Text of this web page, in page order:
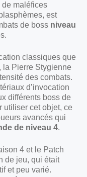
de maléfices
est
de boss niveau
classiques que
la Pierre Stygienne
des combats.
d’invocation
différents boss de
utiliser cet objet, ce
avancés qui
de niveau 4.
4 et le Patch
de jeu, qui était
et peu varié.